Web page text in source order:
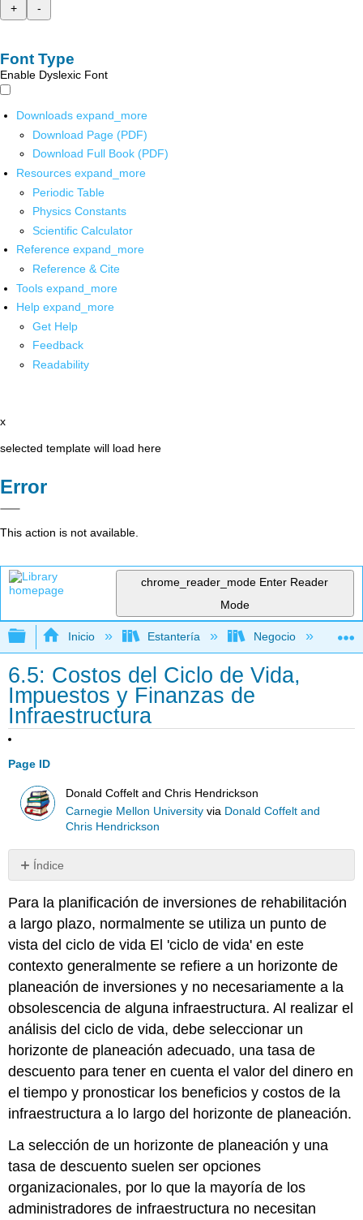
+
-
Font Type
Enable Dyslexic Font
Downloads expand_more
Download Page (PDF)
Download Full Book (PDF)
Resources expand_more
Periodic Table
Physics Constants
Scientific Calculator
Reference expand_more
Reference & Cite
Tools expand_more
Help expand_more
Get Help
Feedback
Readability
x
selected template will load here
Error
This action is not available.
chrome_reader_mode Enter Reader
Mode
Expandir/contraer jerarquía global
Inicio Estantería Negocio
6.5: Costos del Ciclo de Vida,
Impuestos y Finanzas de
Infraestructura
Page ID
Donald Coffelt and Chris Hendrickson
Carnegie Mellon University via Donald Coffelt and
Chris Hendrickson
Índice
Sin
Para la planificación de inversiones de rehabilitación
a largo plazo, normalmente se utiliza un punto de
vista del ciclo de vida El 'ciclo de vida' en este
contexto generalmente se refiere a un horizonte de
planeación de inversiones y no necesariamente a la
obsolescencia de alguna infraestructura. Al realizar el
análisis del ciclo de vida, debe seleccionar un
horizonte de planeación adecuado, una tasa de
descuento para tener en cuenta el valor del dinero en
el tiempo y pronosticar los beneficios y costos de la
infraestructura a lo largo del horizonte de planeación.
La selección de un horizonte de planeación y una
tasa de descuento suelen ser opciones
organizacionales, por lo que la mayoría de los
administradores de infraestructura no necesitan